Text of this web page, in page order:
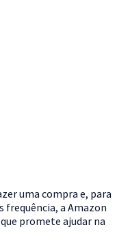
uma compra e, para
frequência, a Amazon
promete ajudar na